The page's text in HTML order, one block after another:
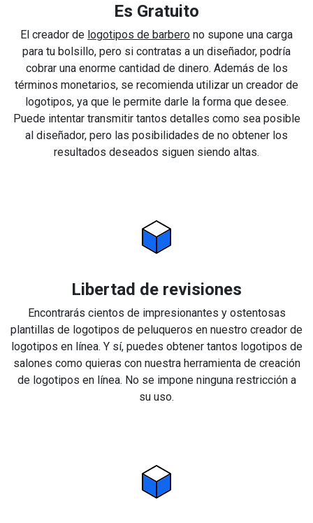
Es Gratuito
El creador de logotipos de barbero no supone una carga
para tu bolsillo, pero si contratas a un diseñador, podría
cobrar una enorme cantidad de dinero. Además de los
términos monetarios, se recomienda utilizar un creador de
logotipos, ya que le permite darle la forma que desee.
Puede intentar transmitir tantos detalles como sea posible
al diseñador, pero las posibilidades de no obtener los
resultados deseados siguen siendo altas.
Libertad de revisiones
Encontrarás cientos de impresionantes y ostentosas
plantillas de logotipos de peluqueros en nuestro creador de
logotipos en línea. Y sí, puedes obtener tantos logotipos de
salones como quieras con nuestra herramienta de creación
de logotipos en línea. No se impone ninguna restricción a
su uso.